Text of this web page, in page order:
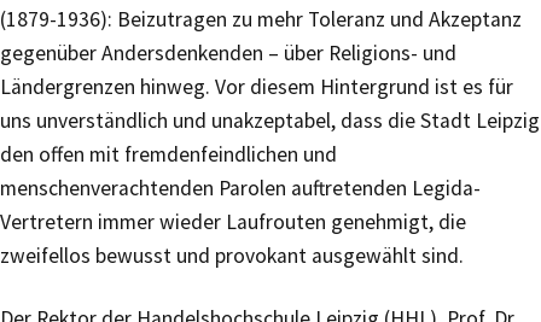
(1879-1936): Beizutragen zu mehr Toleranz und Akzeptanz
gegenüber Andersdenkenden – über Religions- und
Ländergrenzen hinweg. Vor diesem Hintergrund ist es für
uns unverständlich und unakzeptabel, dass die Stadt Leipzig
den offen mit fremdenfeindlichen und
menschenverachtenden Parolen auftretenden Legida-
Vertretern immer wieder Laufrouten genehmigt, die
zweifellos bewusst und provokant ausgewählt sind.